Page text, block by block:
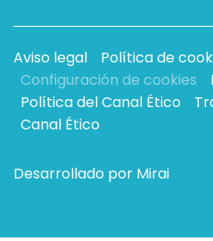
Aviso legal
Política de
Configuración de cookies
Política del Canal Ético
Canal Ético
Desarrollado por Mirai